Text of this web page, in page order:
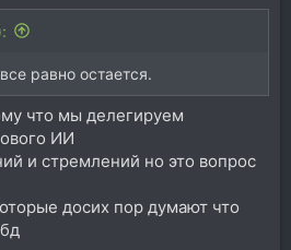
равно остается.
что мы делегируем
ИИ
и стремлений но это вопрос
досих пор думают что